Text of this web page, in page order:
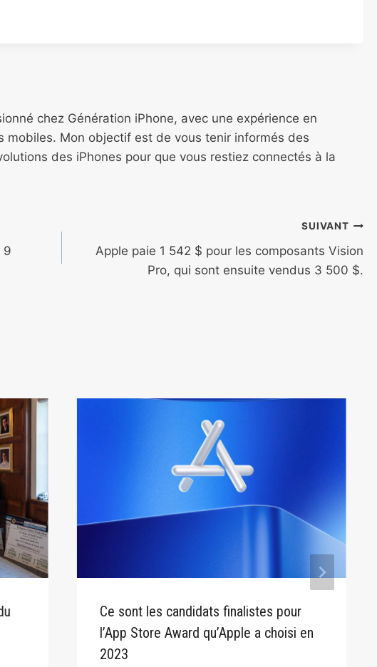
chez Génération iPhone, avec une expérience en
mobiles. Mon objectif est de vous tenir informés des
des iPhones pour que vous restiez connectés à la
9
SUIVANT
Apple paie 1 542 $ pour les composants Vision
Pro, qui sont ensuite vendus 3 500 $.
Ce sont les candidats finalistes pour
l’App Store Award qu’Apple a choisi en
2023